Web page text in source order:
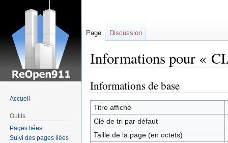
Informations pour «
Sauter
à
la
navigation
Sauter
à
la
recherche
Informations de base
Titre affiché
Clé de tri par défaut
Taille de la page (en octets)
Page Discussion
Accueil
Outils
Pages liées
Suivi des pages liées